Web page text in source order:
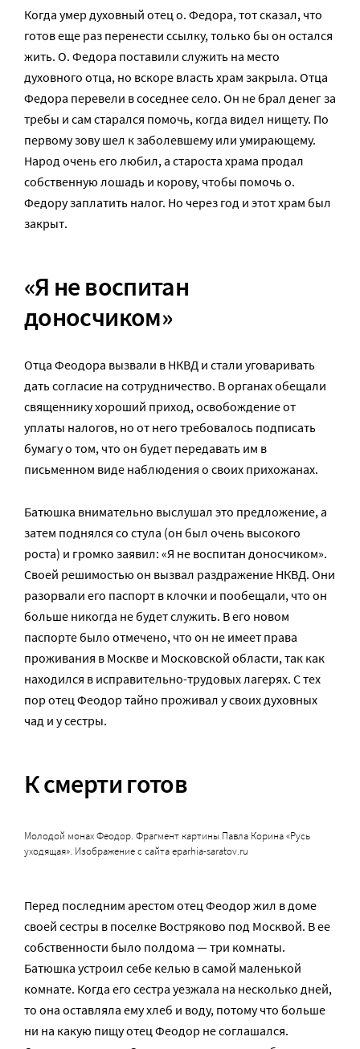
Когда умер духовный отец о. Федора, тот сказал, что
готов еще раз перенести ссылку, только бы он остался
жить. О. Федора поставили служить на место
духовного отца, но вскоре власть храм закрыла. Отца
Федора перевели в соседнее село. Он не брал денег за
требы и сам старался помочь, когда видел нищету. По
первому зову шел к заболевшему или умирающему.
Народ очень его любил, а староста храма продал
собственную лошадь и корову, чтобы помочь о.
Федору заплатить налог. Но через год и этот храм был
закрыт.
«Я не воспитан
доносчиком»
Отца Феодора вызвали в НКВД и стали уговаривать
дать согласие на сотрудничество. В органах обещали
священнику хороший приход, освобождение от
уплаты налогов, но от него требовалось подписать
бумагу о том, что он будет передавать им в
письменном виде наблюдения о своих прихожанах.
Батюшка внимательно выслушал это предложение, а
затем поднялся со стула (он был очень высокого
роста) и громко заявил: «Я не воспитан доносчиком».
Своей решимостью он вызвал раздражение НКВД. Они
разорвали его паспорт в клочки и пообещали, что он
больше никогда не будет служить. В его новом
паспорте было отмечено, что он не имеет права
проживания в Москве и Московской области, так как
находился в исправительно-трудовых лагерях. С тех
пор отец Феодор тайно проживал у своих духовных
чад и у сестры.
К смерти готов
Молодой монах Феодор. Фрагмент картины Павла Корина «Русь
уходящая». Изображение с сайта eparhia-saratov.ru
Перед последним арестом отец Феодор жил в доме
своей сестры в поселке Востряково под Москвой. В ее
собственности было полдома — три комнаты.
Батюшка устроил себе келью в самой маленькой
комнате. Когда его сестра уезжала на несколько дней,
то она оставляла ему хлеб и воду, потому что больше
ни на какую пищу отец Феодор не соглашался.